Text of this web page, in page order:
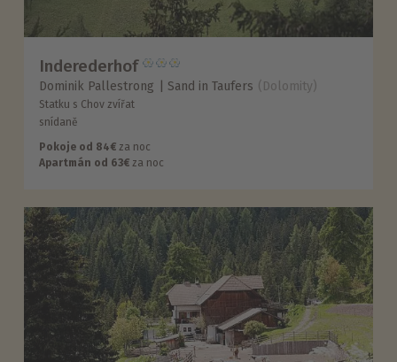
Inderederhof
Dominik Pallestrong Sand in Taufers (Dolomity)
Statku s Chov zvířat
snídaně
Pokoje od 84€ za noc
Apartmán od 63€ za noc